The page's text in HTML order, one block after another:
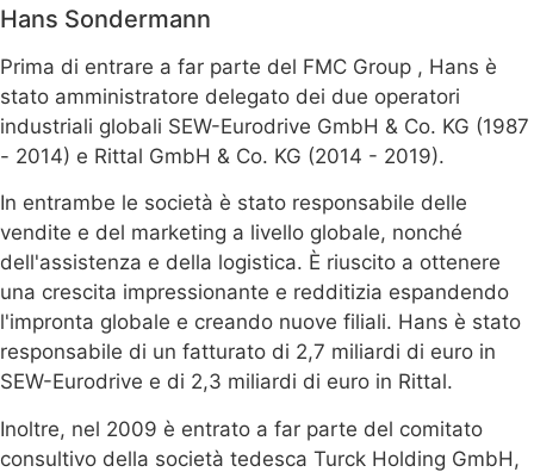
Hans Sondermann
Prima di entrare a far parte del FMC Group , Hans è
stato amministratore delegato dei due operatori
industriali globali SEW-Eurodrive GmbH & Co. KG (1987
- 2014) e Rittal GmbH & Co. KG (2014 - 2019).
In entrambe le società è stato responsabile delle
vendite e del marketing a livello globale, nonché
dell'assistenza e della logistica. È riuscito a ottenere
una crescita impressionante e redditizia espandendo
l'impronta globale e creando nuove filiali. Hans è stato
responsabile di un fatturato di 2,7 miliardi di euro in
SEW-Eurodrive e di 2,3 miliardi di euro in Rittal.
Inoltre, nel 2009 è entrato a far parte del comitato
consultivo della società tedesca Turck Holding GmbH,